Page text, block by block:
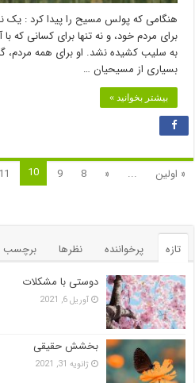
هنگامی که پولس مسیح را پیدا کرد : یک
برای مردم خود، و نه تنها برای کسانی که
به سلیب کشیده نشد. او برای همه مردم،
بسیاری از مسیحیان …
بیشتر بخوانید »
« اولین ...
«
8
9
10
11
تازه پرخواننده نظرها
برچسب
دوستی با مشکلات
آوریل 6, 2021
بخشش حقیقی
ژانویه 31, 2021